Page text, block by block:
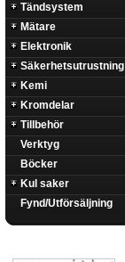
Tändsystem
Mätare
Elektronik
Säkerhetsutrustning
Kemi
Kromdelar
Tillbehör
Verktyg
Böcker
Kul saker
Fynd/Utförsäljning